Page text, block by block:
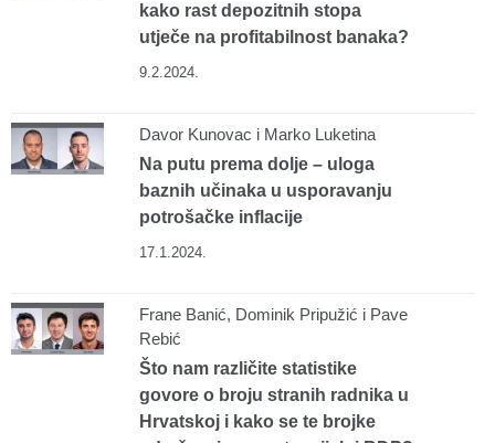
kako rast depozitnih stopa
utječe na profitabilnost banaka?
9.2.2024.
Davor Kunovac i Marko Luketina
Na putu prema dolje – uloga
baznih učinaka u usporavanju
potrošačke inflacije
17.1.2024.
Frane Banić, Dominik Pripužić i Pave
Rebić
Što nam različite statistike
govore o broju stranih radnika u
Hrvatskoj i kako se te brojke